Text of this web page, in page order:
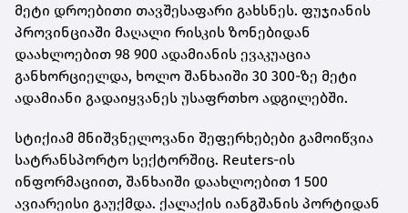
მეტი დროებითი თავშესაფარი გახსნეს. ფუჯიანის
პროვინციაში მაღალი რისკის ზონებიდან
დაახლოებით 98 900 ადამიანის ევაკუაცია
განხორციელდა, ხოლო შანხაიში 30 300-ზე მეტი
ადამიანი გადაიყვანეს უსაფრთხო ადგილებში.
სტიქიამ მნიშვნელოვანი შეფერხებები გამოიწვია
სატრანსპორტო სექტორშიც. Reuters-ის
ინფორმაციით, შანხაიში დაახლოებით 1 500
ავიარეისი გაუქმდა. ქალაქის იანგშანის პორტიდან